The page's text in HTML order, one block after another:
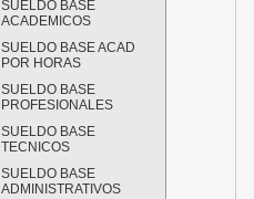
SUELDO BASE
ACADEMICOS
SUELDO BASE ACAD
POR HORAS
SUELDO BASE
PROFESIONALES
SUELDO BASE
TECNICOS
SUELDO BASE
ADMINISTRATIVOS